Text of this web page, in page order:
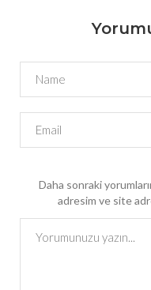
Daha sonraki
adresim ve site